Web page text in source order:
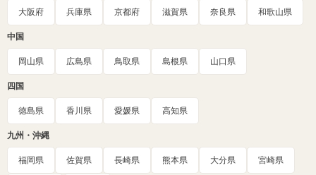
大阪府 兵庫県 京都府 滋賀県 奈良県 和歌山県
中国
岡山県 広島県 鳥取県 島根県 山口県
四国
徳島県 香川県 愛媛県 高知県
九州・沖縄
福岡県 佐賀県 長崎県 熊本県 大分県 宮崎県